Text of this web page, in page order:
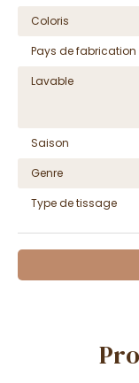
Coloris
Pays de fabrication
Lavable
Saison
Genre
Type de tissage